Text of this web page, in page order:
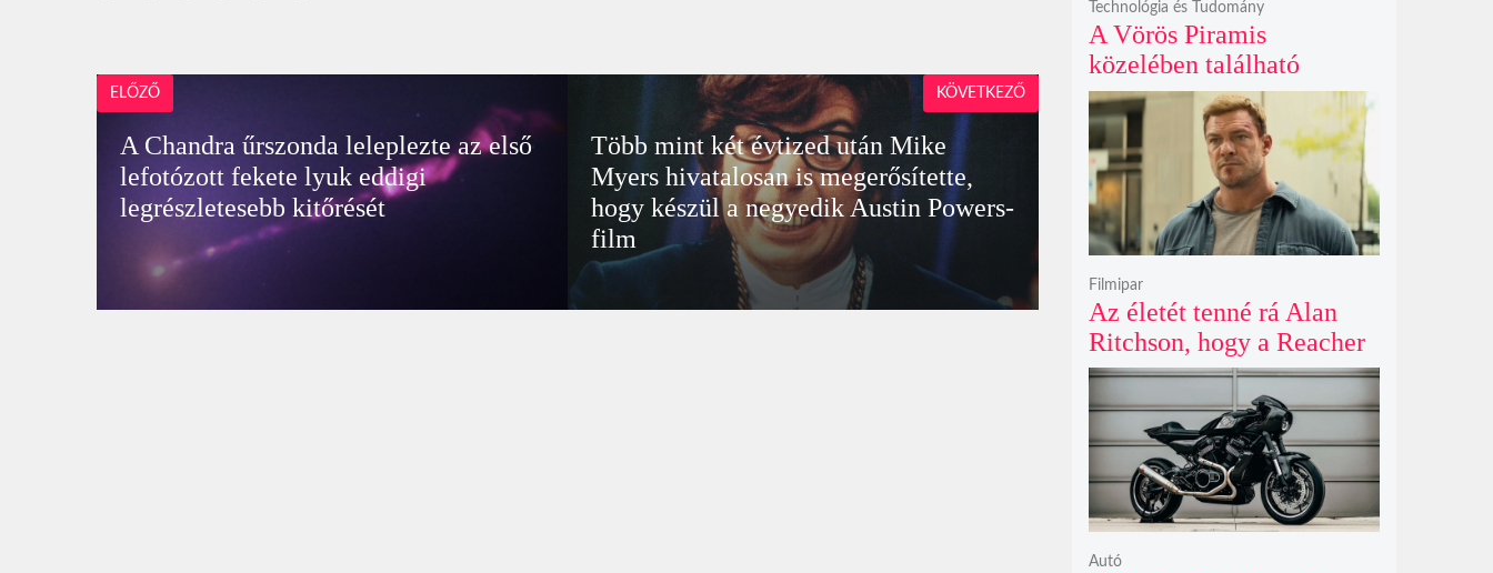
ELŐZŐ
A Chandra űrszonda leleplezte az első
lefotózott fekete lyuk eddigi
legrészletesebb kitőrését
Több mint két évtized után Mike
Myers hivatalosan is megerősítette,
hogy készül a negyedik Austin Powers-
film
KÖVETKEZŐ
A Vörös Piramis
közelében található
rejtélyes vonalak nem
kőszállító rámpák, hanem
egy ókori gátrendszer
részei lehetnek
Technológia és Tudomány
Az életét tenné rá Alan
Ritchson, hogy a Reacher
negyedik évada mindent
felülmúl
Filmipar
Autó